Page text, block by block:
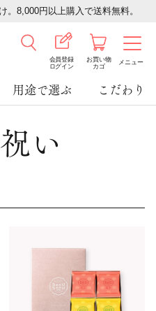
。8,000円以上購入で送料無料。
会員登録
ログイン
お買い物
カゴ
メニュー
用途で選ぶ こだわり
い